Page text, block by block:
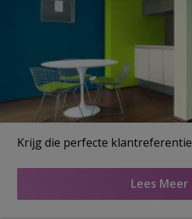
Krijg die perfecte klantreferentie
Lees Meer